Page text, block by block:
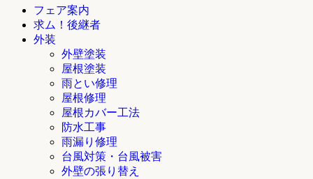
フェア案内
求ム！後継者
外装
外壁塗装
屋根塗装
雨とい修理
屋根修理
屋根カバー工法
防水工事
雨漏り修理
台風対策・台風被害
外壁の張り替え